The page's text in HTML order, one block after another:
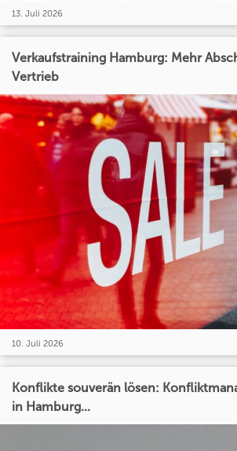
13. Juli 2026
Verkaufstraining Hamburg: Mehr
Vertrieb
10. Juli 2026
Konflikte souverän lösen:
in Hamburg...